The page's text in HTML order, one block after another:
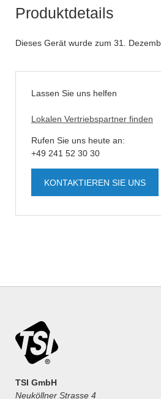
Produktdetails
Dieses Gerät wurde zum 31.
Lassen Sie uns helfen
Lokalen Vertriebspartner finden
Rufen Sie uns heute an:
+49 241 52 30 30
KONTAKTIEREN SIE UNS
TSI GmbH
Neuköllner Strasse 4